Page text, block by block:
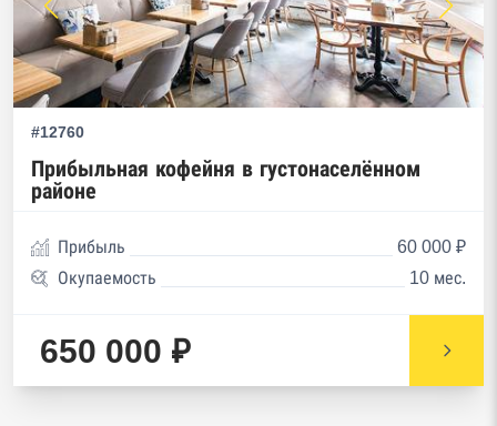
#12760
Прибыльная кофейня в густонаселённом
районе
Прибыль
60 000 ₽
Окупаемость
10 мес.
650 000 ₽